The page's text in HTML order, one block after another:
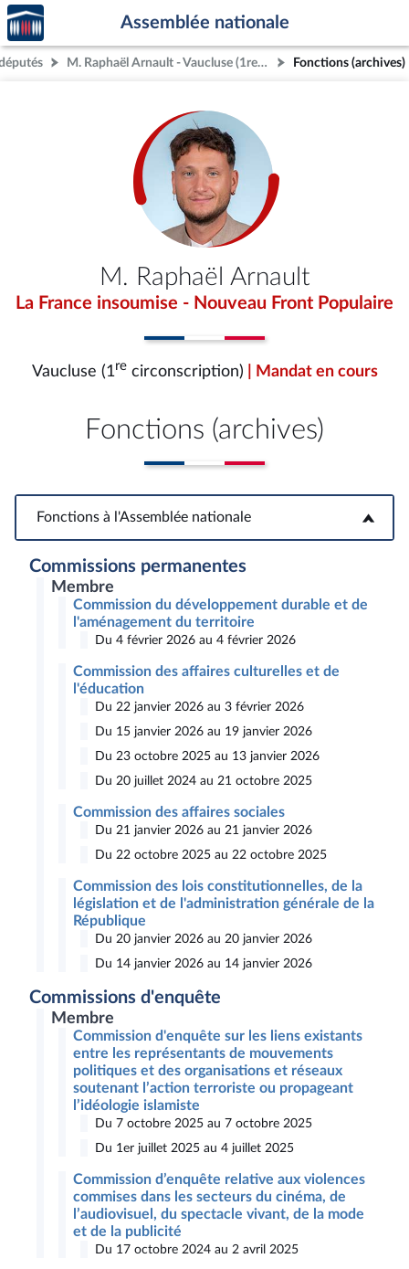
Aller au contenu
Aller en bas de la page
Accèder
à la
page
d'accueil
Assemblée nationale
M. Raphaël Arnault - Vaucluse (1re circonscription) Fonctions (archives)
M. Raphaël Arnault
La France insoumise - Nouveau Front Populaire
Vaucluse (1recirconscription) | Mandat en cours
Fonctions (archives)
Fonctions à l'Assemblée nationale
Fonctions à l'Assemblée nationale
Commissions permanentes
Membre
Commission du développement durable et de
l'aménagement du territoire
Du 4 février 2026 au 4 février 2026
Commission des affaires culturelles et de
l'éducation
Du 22 janvier 2026 au 3 février 2026
Du 15 janvier 2026 au 19 janvier 2026
Du 23 octobre 2025 au 13 janvier 2026
Du 20 juillet 2024 au 21 octobre 2025
Commission des affaires sociales
Du 21 janvier 2026 au 21 janvier 2026
Du 22 octobre 2025 au 22 octobre 2025
Commission des lois constitutionnelles, de la
législation et de l'administration générale de la
République
Du 20 janvier 2026 au 20 janvier 2026
Du 14 janvier 2026 au 14 janvier 2026
Commissions d'enquête
Membre
Commission d'enquête sur les liens existants
entre les représentants de mouvements
politiques et des organisations et réseaux
soutenant l’action terroriste ou propageant
l’idéologie islamiste
Du 7 octobre 2025 au 7 octobre 2025
Du 1er juillet 2025 au 4 juillet 2025
Commission d’enquête relative aux violences
commises dans les secteurs du cinéma, de
l’audiovisuel, du spectacle vivant, de la mode
et de la publicité
Du 17 octobre 2024 au 2 avril 2025